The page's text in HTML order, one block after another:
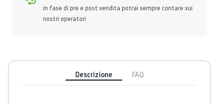
in fase di pre e post vendita potrai sempre contare sui
nostri operatori
Descrizione FAQ